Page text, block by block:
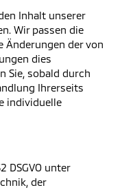
Inhalt unserer
Wir passen die
Änderungen der von
dies
Sie, sobald durch
Ihrerseits
individuelle
DSGVO unter
der